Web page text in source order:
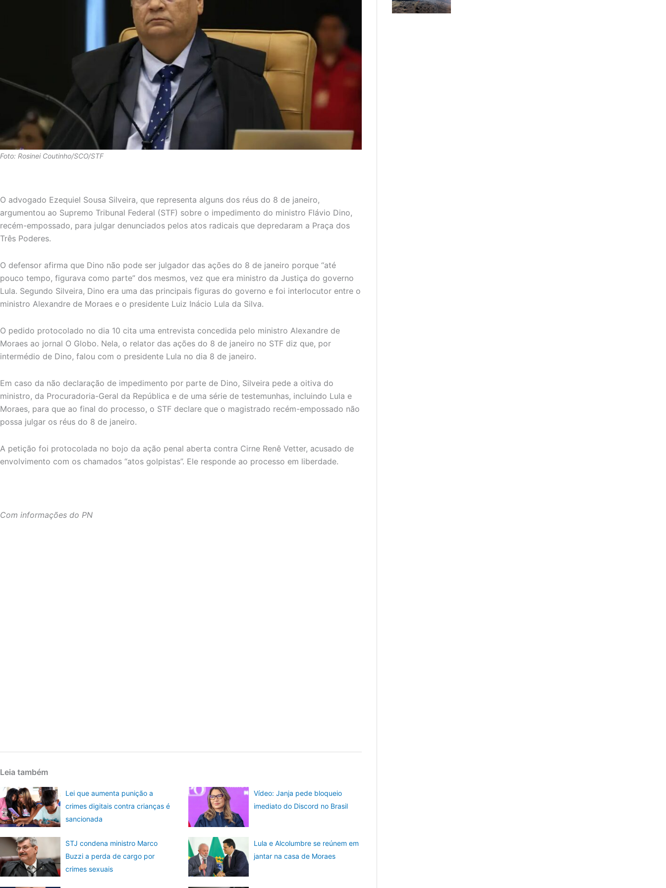
Foto: Rosinei Coutinho/SCO/STF
O advogado Ezequiel Sousa Silveira, que representa alguns dos réus do 8 de janeiro,
argumentou ao Supremo Tribunal Federal (STF) sobre o impedimento do ministro Flávio Dino,
recém-empossado, para julgar denunciados pelos atos radicais que depredaram a Praça dos
Três Poderes.
O defensor afirma que Dino não pode ser julgador das ações do 8 de janeiro porque “até
pouco tempo, figurava como parte” dos mesmos, vez que era ministro da Justiça do governo
Lula. Segundo Silveira, Dino era uma das principais figuras do governo e foi interlocutor entre o
ministro Alexandre de Moraes e o presidente Luiz Inácio Lula da Silva.
O pedido protocolado no dia 10 cita uma entrevista concedida pelo ministro Alexandre de
Moraes ao jornal O Globo. Nela, o relator das ações do 8 de janeiro no STF diz que, por
intermédio de Dino, falou com o presidente Lula no dia 8 de janeiro.
Em caso da não declaração de impedimento por parte de Dino, Silveira pede a oitiva do
ministro, da Procuradoria-Geral da República e de uma série de testemunhas, incluindo Lula e
Moraes, para que ao final do processo, o STF declare que o magistrado recém-empossado não
possa julgar os réus do 8 de janeiro.
A petição foi protocolada no bojo da ação penal aberta contra Cirne Renê Vetter, acusado de
envolvimento com os chamados “atos golpistas”. Ele responde ao processo em liberdade.
Com informações do PN
Leia também
Lei que aumenta punição a
crimes digitais contra crianças é
sancionada
Vídeo: Janja pede bloqueio
imediato do Discord no Brasil
STJ condena ministro Marco
Buzzi a perda de cargo por
crimes sexuais
Lula e Alcolumbre se reúnem em
jantar na casa de Moraes